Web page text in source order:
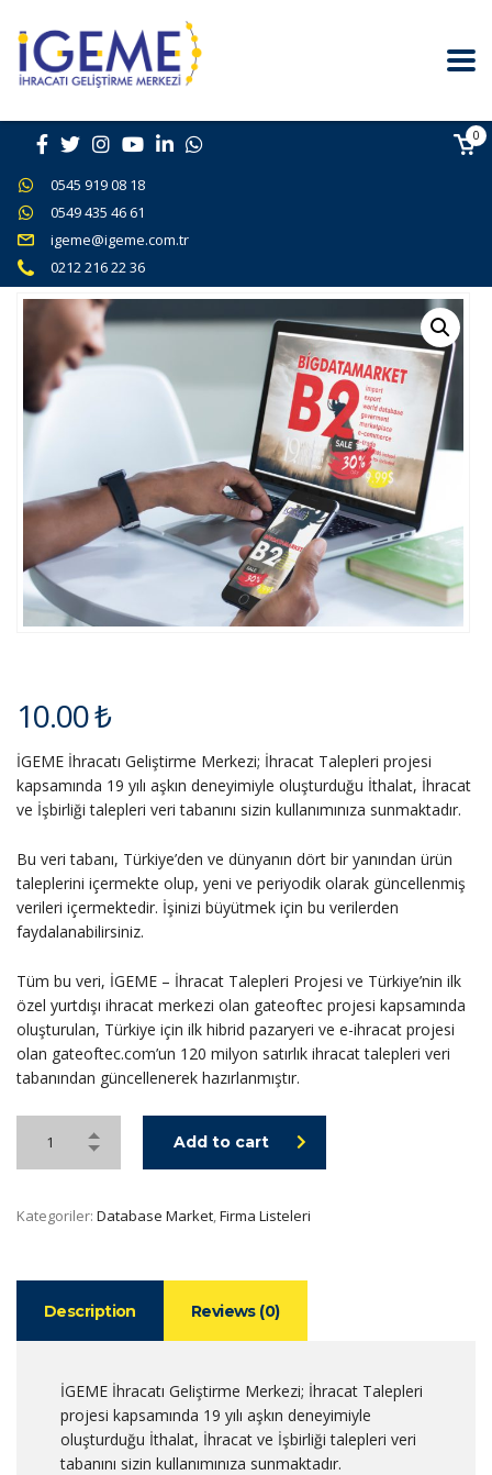
0545 919 08 18
0549 435 46 61
igeme@igeme.com.tr
0212 216 22 36
0
10.00₺
İGEME İhracatı Geliştirme Merkezi; İhracat Talepleri projesi
kapsamında 19 yılı aşkın deneyimiyle oluşturduğu İthalat, İhracat
ve İşbirliği talepleri veri tabanını sizin kullanımınıza sunmaktadır.
Bu veri tabanı, Türkiye’den ve dünyanın dört bir yanından ürün
taleplerini içermekte olup, yeni ve periyodik olarak güncellenmiş
verileri içermektedir. İşinizi büyütmek için bu verilerden
faydalanabilirsiniz.
Tüm bu veri, İGEME – İhracat Talepleri Projesi ve Türkiye’nin ilk
özel yurtdışı ihracat merkezi olan gateoftec projesi kapsamında
oluşturulan, Türkiye için ilk hibrid pazaryeri ve e-ihracat projesi
olan gateoftec.com’un 120 milyon satırlık ihracat talepleri veri
tabanından güncellenerek hazırlanmıştır.
Add to cart
Kategoriler: Database Market,Firma Listeleri
Description Reviews (0)
İGEME İhracatı Geliştirme Merkezi; İhracat Talepleri
projesi kapsamında 19 yılı aşkın deneyimiyle
oluşturduğu İthalat, İhracat ve İşbirliği talepleri veri
tabanını sizin kullanımınıza sunmaktadır.